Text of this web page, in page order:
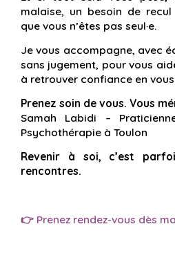
malaise, un besoin de
que vous n’êtes pas seul·e.
Je vous accompagne, avec
sans jugement, pour vous
à retrouver confiance en
Prenez soin de vous. Vous
Samah Labidi –
Psychothérapie à Toulon
Revenir à soi, c’est
rencontres.
👉 Prenez rendez-vous dès